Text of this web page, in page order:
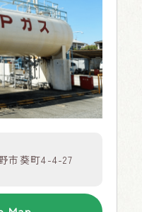
市葵町4-4-27